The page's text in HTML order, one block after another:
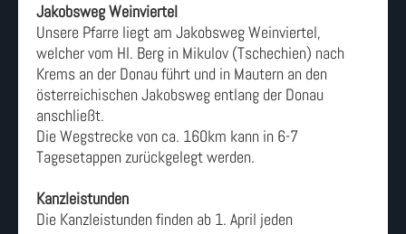
Jakobsweg Weinviertel
Unsere Pfarre liegt am Jakobsweg Weinviertel,
welcher vom Hl. Berg in Mikulov (Tschechien) nach
Krems an der Donau führt und in Mautern an den
österreichischen Jakobsweg entlang der Donau
anschließt.
Die Wegstrecke von ca. 160km kann in 6-7
Tagesetappen zurückgelegt werden.
Kanzleistunden
Die Kanzleistunden finden ab 1. April jeden